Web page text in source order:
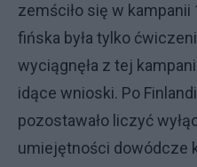
zemściło się w
fińska była tylko
wyciągnęła z tej
idące wnioski. Po
pozostawało liczyć
umiejętności dowódcze